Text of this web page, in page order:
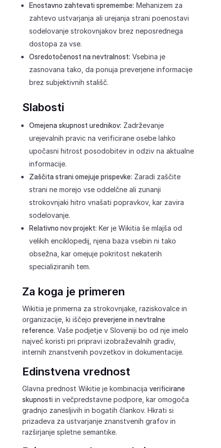
Enostavno zahtevati spremembe: Mehanizem za
zahtevo ustvarjanja ali urejanja strani poenostavi
sodelovanje strokovnjakov brez neposrednega
dostopa za vse.
Osredotočenost na nevtralnost: Vsebina je
zasnovana tako, da ponuja preverjene informacije
brez subjektivnih stališč.
Slabosti
Omejena skupnost urednikov: Zadrževanje
urejevalnih pravic na verificirane osebe lahko
upočasni hitrost posodobitev in odziv na aktualne
informacije.
Zaščita strani omejuje prispevke: Zaradi zaščite
strani ne morejo vse oddelčne ali zunanji
strokovnjaki hitro vnašati popravkov, kar zavira
sodelovanje.
Relativno nov projekt: Ker je Wikitia še mlajša od
velikih enciklopedij, njena baza vsebin ni tako
obsežna, kar omejuje pokritost nekaterih
specializiranih tem.
Za koga je primeren
Wikitia je primerna za strokovnjake, raziskovalce in
organizacije, ki iščejo preverjene in nevtralne
reference. Vaše podjetje v Sloveniji bo od nje imelo
največ koristi pri pripravi izobraževalnih gradiv,
internih znanstvenih povzetkov in dokumentacije.
Edinstvena vrednost
Glavna prednost Wikitie je kombinacija verificirane
skupnostiin večpredstavne podpore, kar omogoča
gradnjo zanesljivih in bogatih člankov. Hkrati si
prizadeva za ustvarjanje znanstvenih grafov in
razširjanje spletne semantike.